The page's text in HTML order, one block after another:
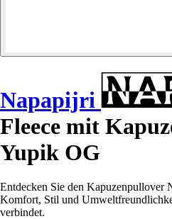
Napapijri
Fleece mit
Yupik OG
Entdecken Sie den Kapuzenpullover
Komfort, Stil und
verbindet.